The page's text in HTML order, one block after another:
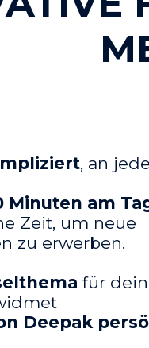
, an
Minuten am
Zeit, um neue
zu erwerben.
für
Deepak